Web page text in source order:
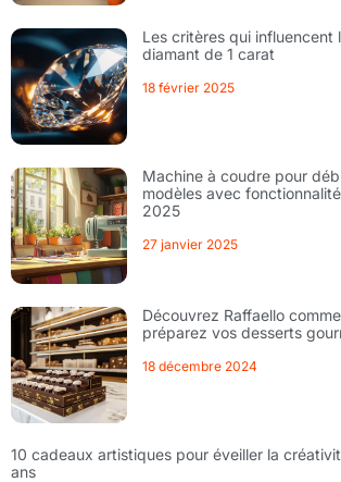
Les critères qui influencent
diamant de 1 carat
18 février 2025
Machine à coudre pour
modèles avec
2025
27 janvier 2025
Découvrez Raffaello
préparez vos desserts
18 décembre 2024
10 cadeaux artistiques pour éveiller la
ans